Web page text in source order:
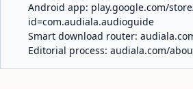
Android app: play.google.com/
id=com.audiala.audioguide
Smart download router:
Editorial process: audiala.com/